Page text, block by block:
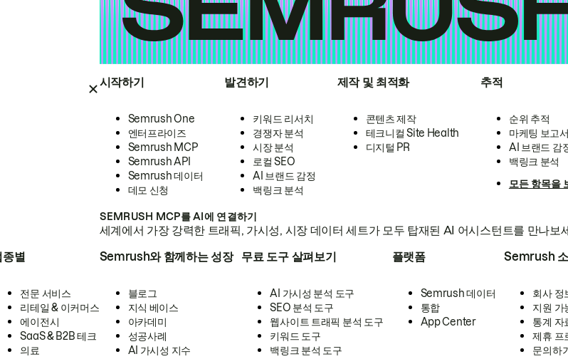
시작하기
Semrush One
엔터프라이즈
Semrush MCP
Semrush API
Semrush 데이터
데모 신청
발견하기
키워드 리서치
경쟁자 분석
시장 분석
로컬 SEO
AI 브랜드 감정
백링크 분석
제작 및 최적화
콘텐츠 제작
테크니컬 Site Health
디지털 PR
추적
순위 추적
마케팅 보고
AI 브랜드 감
백링크 분석
모든 항목을
SEMRUSH MCP를 AI에 연결하기
세계에서 가장 강력한 트래픽, 가시성, 시장 데이터 세트가 모두 탑재된 AI 어시스턴트를 만나보
종별
전문 서비스
리테일 & 이커머스
에이전시
SaaS & B2B 테크
의료
Semrush와 함께하는 성장
블로그
지식 베이스
아카데미
성공사례
AI 가시성 지수
무료 도구 살펴보기
AI 가시성 분석 도구
SEO 분석 도구
웹사이트 트래픽 분석 도구
키워드 도구
백링크 분석 도구
플랫폼
Semrush 데이터
통합
App Center
Semrush
회사 정
지원 가
통계 자
제휴 프
문의하